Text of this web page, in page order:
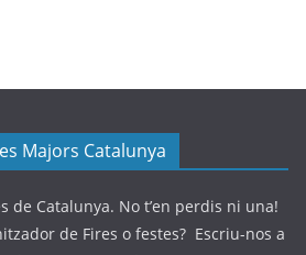
Majors Catalunya
de Catalunya. No t’en perdis ni una!
de Fires o festes? Escriu-nos a